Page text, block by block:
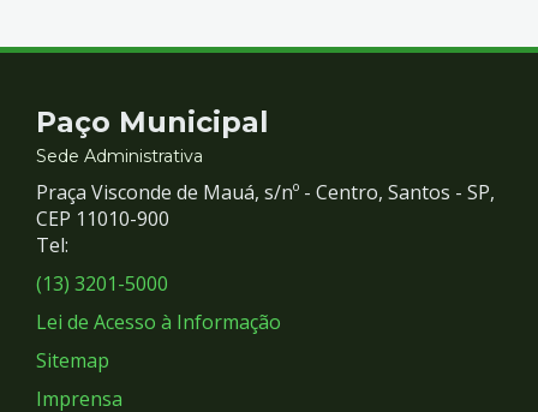
Contato
e
Redes
Sociais
Paço Municipal
Sede Administrativa
Praça Visconde de Mauá, s/nº - Centro, Santos - SP,
CEP 11010-900
Tel:
(13) 3201-5000
Lei de Acesso à Informação
Sitemap
Imprensa